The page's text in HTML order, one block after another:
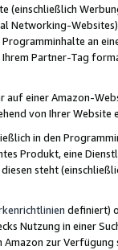
(einschließlich
Networking-
an
Partner-Tag
auf einer Amazon-
von Ihrer
in den
Produkt, eine
steht
definiert)
Nutzung in einer
zur